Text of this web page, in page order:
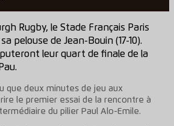
Rugby, le Stade Français Paris
pelouse de Jean-Bouin (17-10).
leur quart de finale de la
que deux minutes de jeu aux
le premier essai de la rencontre à
du pilier Paul Alo-Emile.